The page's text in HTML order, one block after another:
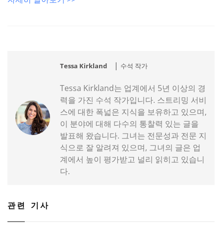
Tessa Kirkland | 수석 작가
Tessa Kirkland는 업계에서 5년 이상의 경
력을 가진 수석 작가입니다. 스트리밍 서비
스에 대한 폭넓은 지식을 보유하고 있으며,
이 분야에 대해 다수의 통찰력 있는 글을
발표해 왔습니다. 그녀는 전문성과 전문 지
식으로 잘 알려져 있으며, 그녀의 글은 업
계에서 높이 평가받고 널리 읽히고 있습니
다.
관련 기사